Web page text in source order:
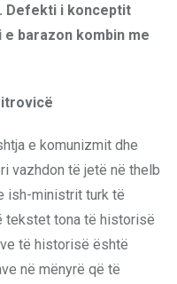
Defekti i konceptit
barazon kombin me
e komunizmit dhe
vazhdon të jetë në thelb
ish-ministrit turk të
tekstet tona të historisë
të historisë është
në mënyrë që të